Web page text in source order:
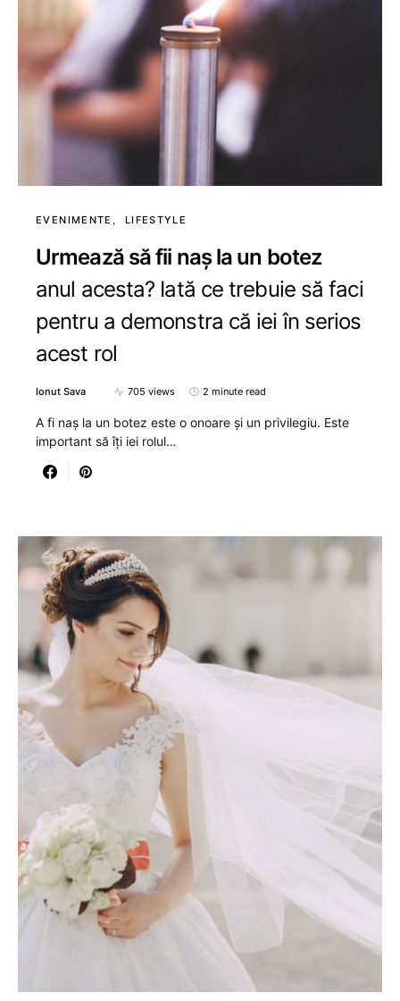
EVENIMENTE LIFESTYLE
Urmează să fii naș la un botez
anul acesta? Iată ce trebuie să faci
pentru a demonstra că iei în serios
acest rol
Ionut Sava 705 views 2 minute read
A fi naș la un botez este o onoare și un privilegiu. Este
important să îți iei rolul…